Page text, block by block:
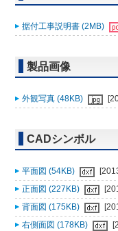
据付工事説明書 (2MB)
製品画像
外観写真 (48KB)
CADシンボル
平面図 (54KB)
正面図 (227KB)
背面図 (175KB)
右側面図 (178KB)